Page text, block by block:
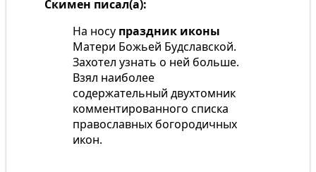
Скимен писал(а):
На носу праздник иконы
Матери Божьей Будславской.
Захотел узнать о ней больше.
Взял наиболее
содержательный двухтомник
комментированного списка
православных богородичных
икон.